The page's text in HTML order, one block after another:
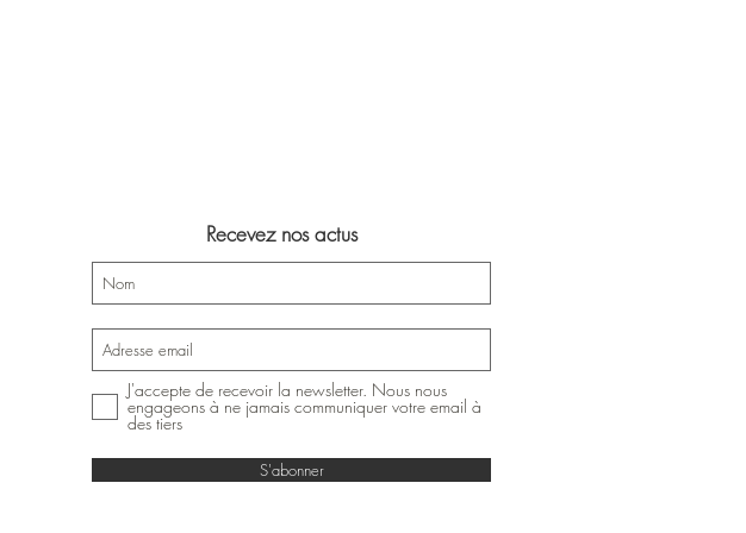
J'accepte de recevoir la newsletter. Nous nous
engageons à ne jamais communiquer votre email à
des tiers
S'abonner
Recevez nos actus